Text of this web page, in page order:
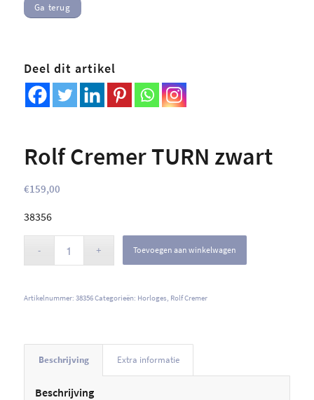
Ga terug
Deel dit artikel
Rolf Cremer TURN zwart
€159,00
38356
Toevoegen aan winkelwagen
Artikelnummer: 38356Categorieën: Horloges Rolf Cremer
Beschrijving Extra informatie
Beschrijving